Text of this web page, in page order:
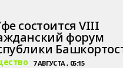
состоится VIII
форум
7 АВГУСТА , 05:15